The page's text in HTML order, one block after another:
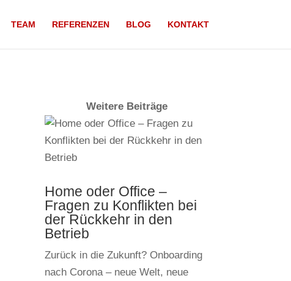
TEAM REFERENZEN BLOG KONTAKT
Weitere Beiträge
Home oder Office –
Fragen zu Konflikten bei
der Rückkehr in den
Betrieb
Zurück in die Zukunft? Onboarding
nach Corona – neue Welt, neue